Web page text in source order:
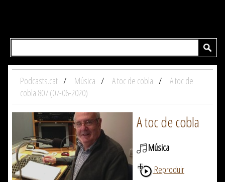
Podcasts.cat Música A toc de cobla
A toc de
cobla 807 (07-06-2020)
A toc de cobla
Música
Reproduir